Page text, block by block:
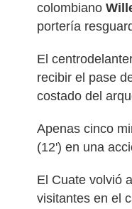
colombiano
portería
El
recibir el pase
costado del
Apenas cinco
(12') en una
El Cuate volvió
visitantes en el